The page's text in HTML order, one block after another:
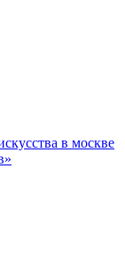
в москве